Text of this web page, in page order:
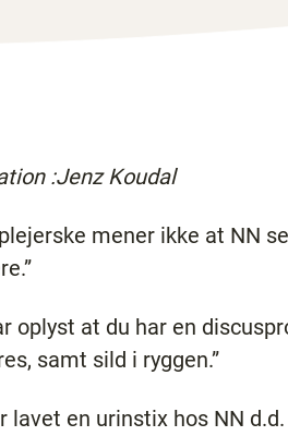
:Jenz Koudal
mener ikke at NN
oplyst at du har en
samt sild i ryggen.”
lavet en urinstix hos NN